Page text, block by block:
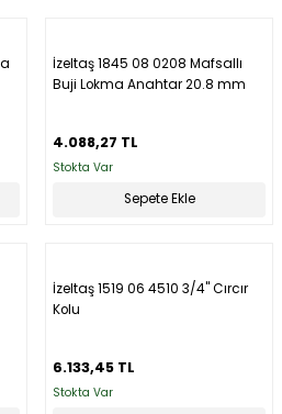
İzeltaş 1845 08 0208 Mafsallı
Buji Lokma Anahtar 20.8 mm
4.088,27 TL
Stokta Var
Sepete Ekle
İzeltaş 1519 06 4510 3/4'' Cırcır
Kolu
6.133,45 TL
Stokta Var